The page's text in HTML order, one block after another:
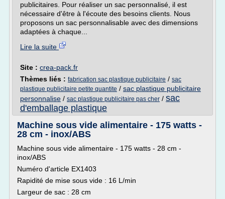
publicitaires. Pour réaliser un sac personnalisé, il est
nécessaire d'être à l'écoute des besoins clients. Nous
proposons un sac personnalisable avec des dimensions
adaptées à chaque...
Lire la suite
Site : crea-pack.fr
Thèmes liés : fabrication sac plastique publicitaire / sac
plastique publicitaire petite quantite / sac plastique publicitaire
personnalise / sac plastique publicitaire pas cher / sac
d'emballage plastique
Machine sous vide alimentaire - 175 watts -
28 cm - inox/ABS
Machine sous vide alimentaire - 175 watts - 28 cm -
inox/ABS
Numéro d'article EX1403
Rapidité de mise sous vide : 16 L/min
Largeur de sac : 28 cm